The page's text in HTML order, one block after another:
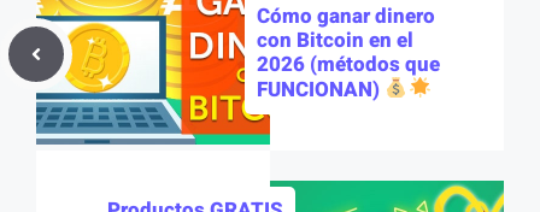
Cómo ganar dinero
con Bitcoin en el
2026 (métodos que
FUNCIONAN)